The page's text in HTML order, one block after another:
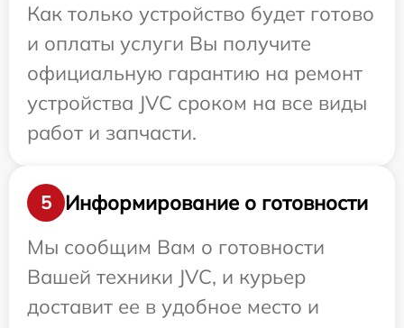
Как только устройство будет готово
и оплаты услуги Вы получите
официальную гарантию на ремонт
устройства JVC сроком на все виды
работ и запчасти.
5
Информирование о готовности
Мы сообщим Вам о готовности
Вашей техники JVC, и курьер
доставит ее в удобное место и